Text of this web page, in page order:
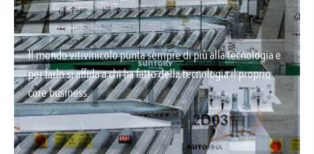
Il mondo vitivinicolo punta sempre di più alla tecnologia e
per farlo si affida a chi ha fatto della tecnologia il proprio
core business.